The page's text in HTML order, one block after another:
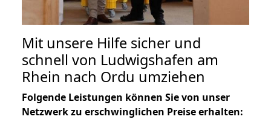
Mit unsere Hilfe sicher und
schnell von Ludwigshafen am
Rhein nach Ordu umziehen
Folgende Leistungen können Sie von unser
Netzwerk zu erschwinglichen Preise erhalten: